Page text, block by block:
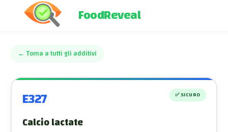
FoodReveal
← Torna a tutti gli additivi
E327 ✅SICURO
Calcio lactate